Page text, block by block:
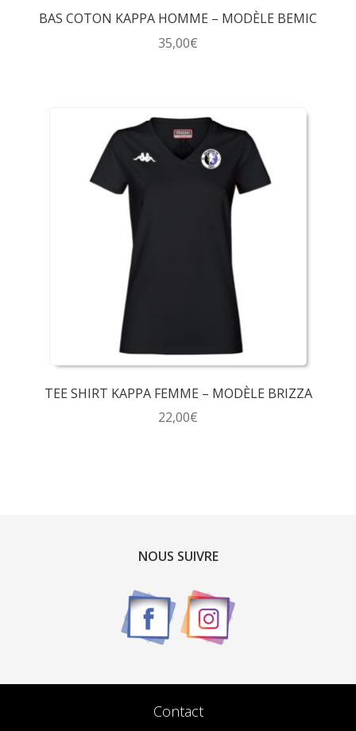
BAS COTON KAPPA HOMME – MODÈLE BEMIC
35,00€
a
plusieurs
variations.
produit
TEE SHIRT KAPPA FEMME – MODÈLE BRIZZA
22,00€
Les
peuvent
être
choisies
page
du
NOUS SUIVRE
Contact